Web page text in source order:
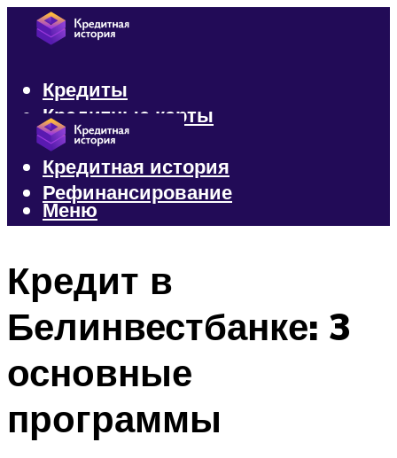
Кредиты
Кредитные карты
Микрозаймы
Кредитная история
Рефинансирование
Меню
Кредит в
Белинвестбанке: 3
основные
программы